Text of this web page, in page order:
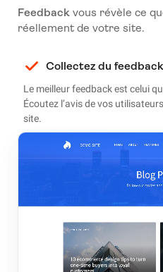
Feedbackvous révèle ce
réellement de votre site.
Collectez du
Le meilleur feedback est celui
Écoutez l’avis de vos
site.